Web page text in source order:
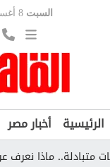
السبت 8 أغسطس 2026
الرئيسية أخبار مصر
ماذا نعرف عن